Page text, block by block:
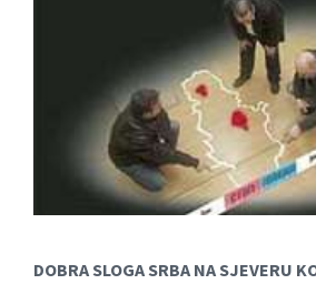
DOBRA SLOGA SRBA NA SJEVERU